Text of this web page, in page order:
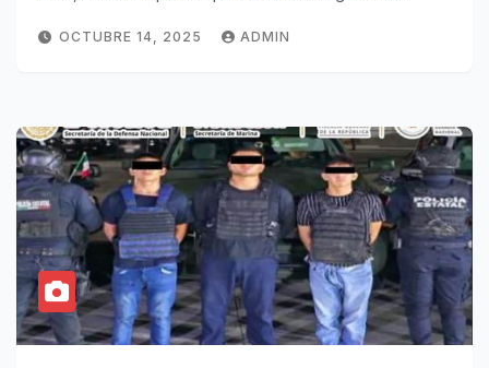
OCTUBRE 14, 2025 ADMIN